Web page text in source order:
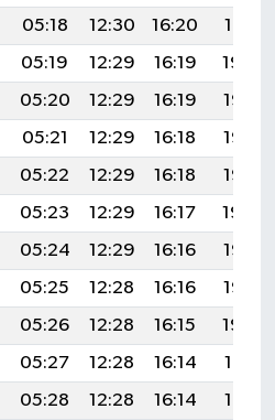
05:18 12:30 16:20
19:31
05:19 12:29 16:19
19:30
05:20 12:29 16:19
19:28
05:21 12:29 16:18
19:27
05:22 12:29 16:18
19:26
05:23 12:29 16:17
19:24
05:24 12:29 16:16
19:23
05:25 12:28 16:16
19:22
05:26 12:28 16:15
19:20
05:27 12:28 16:14
19:19
05:28 12:28 16:14
19:18